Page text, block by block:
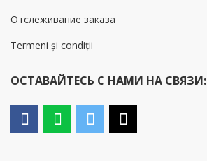
Отслеживание заказа
Termeni și condiții
ОСТАВАЙТЕСЬ С НАМИ НА СВЯЗИ: